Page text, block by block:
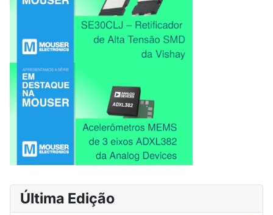
Última Edição